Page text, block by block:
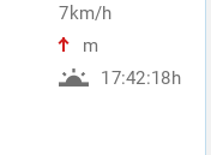
7km/h
m
17:42:18h